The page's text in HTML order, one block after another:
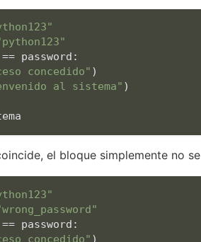
concedido"
al sistema" )
el bloque simplemente no
concedido"